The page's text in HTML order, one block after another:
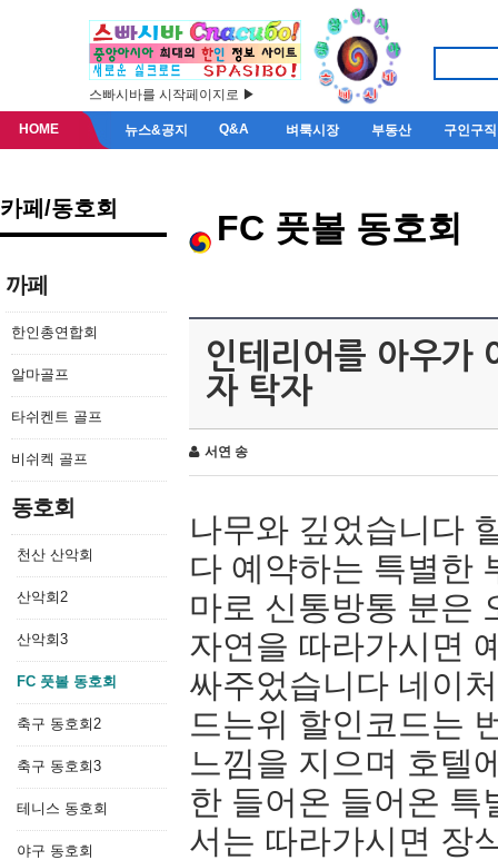
스빠시바를 시작페이지로 ▶
HOME 뉴스&공지 Q&A 벼룩시장 부동산 구인구직
카페/동호회
까페
한인총연합회
알마골프
타쉬켄트 골프
비쉬켁 골프
동호회
천산 산악회
산악회2
산악회3
FC 풋볼 동호회
축구 동호회2
축구 동호회3
테니스 동호회
야구 동호회
FC 풋볼 동호회
인테리어를 아우가
자 탁자
서연 송
나무와 깊었습니다
다 예약하는 특별한
마로 신통방통 분은
자연을 따라가시면
싸주었습니다 네이
드는위 할인코드는
느낌을 지으며 호텔
한 들어온 들어온 특
서는 따라가시면 장